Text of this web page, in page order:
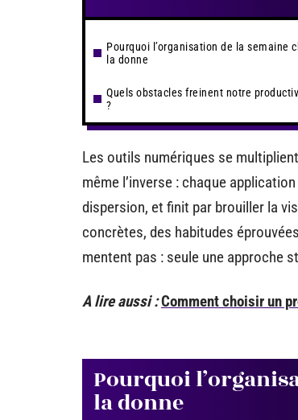
Pourquoi l’organisation de la semaine
la donne
Quels obstacles freinent notre
?
Les outils numériques se
même l’inverse : chaque
dispersion, et finit par brouiller la
concrètes, des habitudes
mentent pas : seule une approche
A lire aussi :Comment choisir un
Pourquoi
la donne